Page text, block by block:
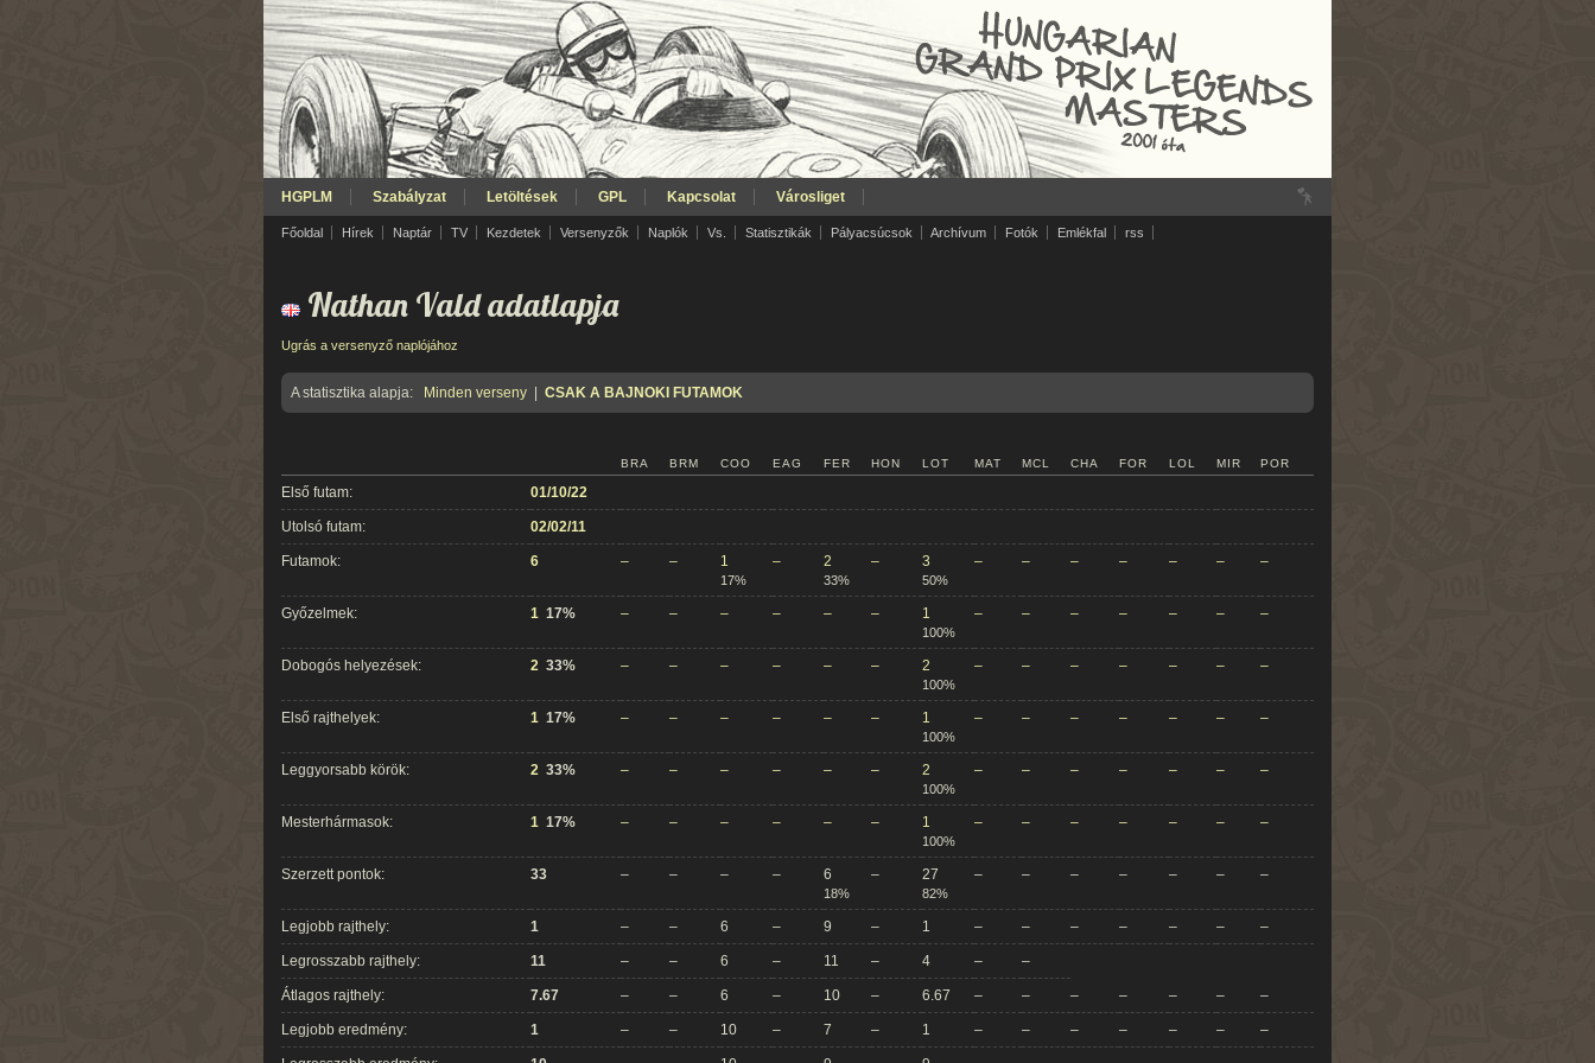
HGPLM Szabályzat Letöltések GPL Kapcsolat Városliget
Főoldal Hírek Naptár TV Kezdetek Versenyzők Naplók Vs. Statisztikák Pályacsúcsok Archívum Fotók Emlékfal rss
Nathan Vald adatlapja
Ugrás a versenyző naplójához
A statisztika alapja: Minden verseny CSAK A BAJNOKI FUTAMOK
BRA BRM COO EAG FER HON LOT MAT MCL CHA FOR LOL MIR POR
Első futam: 01/10/22
Utolsó futam: 02/02/11
Futamok: 6 – – 1
17%
– 2
33%
– 3
50%
– – – – – – –
Győzelmek: 1 17% – – – – – – 1
100%
– – – – – – –
Dobogós helyezések: 2 33% – – – – – – 2
100%
– – – – – – –
Első rajthelyek: 1 17% – – – – – – 1
100%
– – – – – – –
Leggyorsabb körök: 2 33% – – – – – – 2
100%
– – – – – – –
Mesterhármasok: 1 17% – – – – – – 1
100%
– – – – – – –
Szerzett pontok: 33 – – – – 6
18%
– 27
82%
– – – – – – –
Legjobb rajthely: 1 – – 6 – 9 – 1 – – – – – – –
Legrosszabb rajthely: 11 – – 6 – 11 – 4 – –
Átlagos rajthely: 7.67 – – 6 – 10 – 6.67 – – – – – – –
Legjobb eredmény: 1 – – 10 – 7 – 1 – – – – – – –